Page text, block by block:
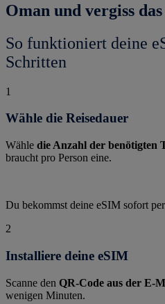
Oman und vergiss
So funktioniert deine
Schritten
1
Wähle die Reisedauer
Wähle die Anzahl der benötigten
braucht pro Person eine.
Du bekommst deine eSIM sofort
2
Installiere deine eSIM
Scanne den QR-Code aus der E-
wenigen Minuten.